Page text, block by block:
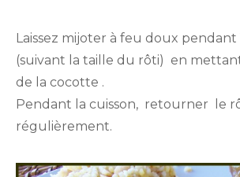
Laissez mijoter à feu doux pendant
(suivant la taille du rôti) en
de la cocotte .
Pendant la cuisson, retourner le
régulièrement.